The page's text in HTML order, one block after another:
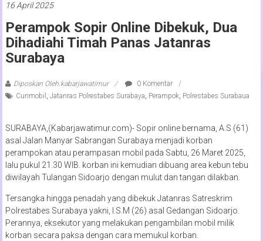
16 April 2025
Perampok Sopir Online Dibekuk, Dua
Dihadiahi Timah Panas Jatanras
Surabaya
Diposkan Oleh:kabarjawatimur
0 Komentar
Curimobil , Jatanras Polrestabes Surabaya, Perampok, Polrestabes Surabaua
SURABAYA,(Kabarjawatimur.com)- Sopir online bernama, A.S (61)
asal Jalan Manyar Sabrangan Surabaya menjadi korban
perampokan atau perampasan mobil pada Sabtu, 26 Maret 2025,
lalu pukul 21.30 WIB. korban ini kemudian dibuang area kebun tebu
diwilayah Tulangan Sidoarjo dengan mulut dan tangan dilakban.
Tersangka hingga penadah yang dibekuk Jatanras Satreskrim
Polrestabes Surabaya yakni, I.S.M (26) asal Gedangan Sidoarjo.
Perannya, eksekutor yang melakukan pengambilan mobil milik
korban secara paksa dengan cara memukul korban.